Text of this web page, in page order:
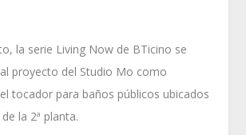
la serie Living Now de BTicino se
proyecto del Studio Mo como
tocador para baños públicos ubicados
la 2ª planta.